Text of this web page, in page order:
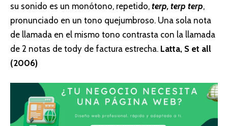
su sonido es un monótono, repetido, terp, terp terp,
pronunciado en un tono quejumbroso. Una sola nota
de llamada en el mismo tono contrasta con la llamada
de 2 notas de tody de factura estrecha. Latta, S et all
(2006)